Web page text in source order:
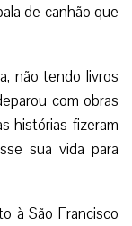
de canhão que
não tendo livros
com obras
histórias fizeram
sua vida para
à São Francisco